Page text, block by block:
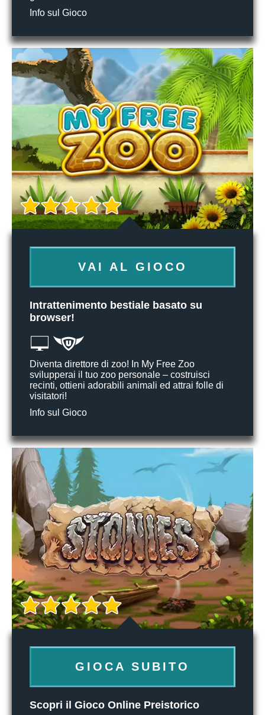
Info sul Gioco
VAI AL GIOCO
Intrattenimento bestiale basato su
browser!
Diventa direttore di zoo! In My Free Zoo
svilupperai il tuo zoo personale – costruisci
recinti, ottieni adorabili animali ed attrai folle di
visitatori!
Info sul Gioco
GIOCA SUBITO
Scopri il Gioco Online Preistorico